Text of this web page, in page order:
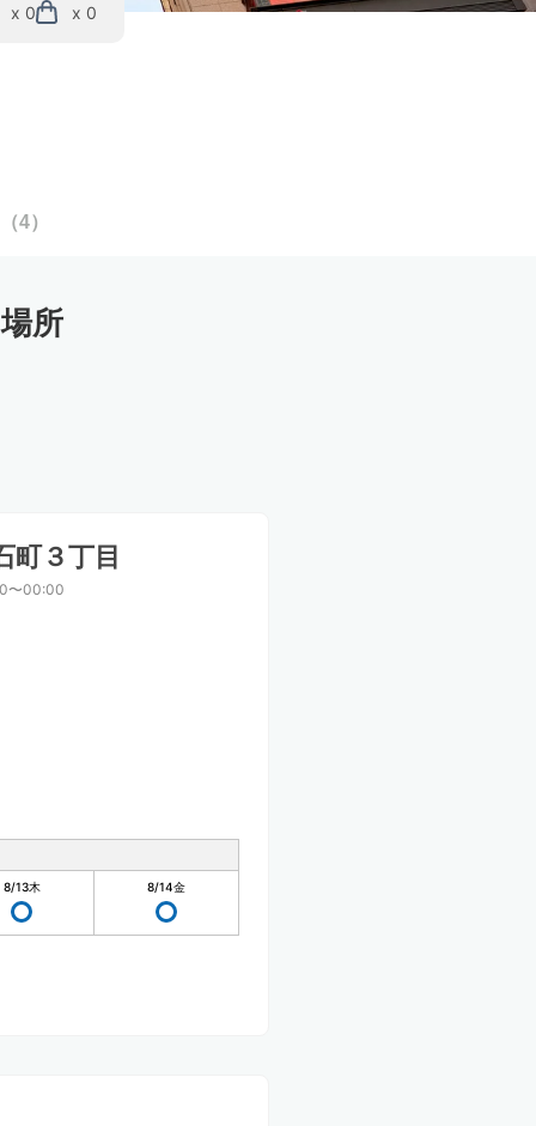
x 0 x 0
（4）
所
町３丁目
〜00:00
8/13木 8/14金